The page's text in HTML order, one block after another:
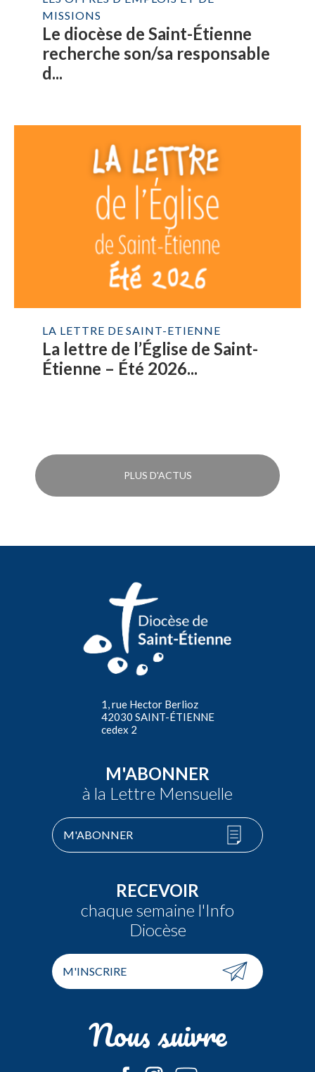
MISSIONS
Le diocèse de Saint-Étienne
recherche son/sa responsable
d...
LA LETTRE DE SAINT-ETIENNE
La lettre de l’Église de Saint-
Étienne – Été 2026...
PLUS D'ACTUS
1, rue Hector Berlioz
42030 SAINT-ÉTIENNE
cedex 2
M'ABONNER
à la Lettre Mensuelle
M'ABONNER
RECEVOIR
chaque semaine l'Info
Diocèse
M'INSCRIRE
Nous suivre